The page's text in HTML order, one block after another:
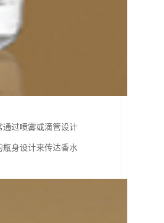
过喷雾或滴管设计
身设计来传达香水